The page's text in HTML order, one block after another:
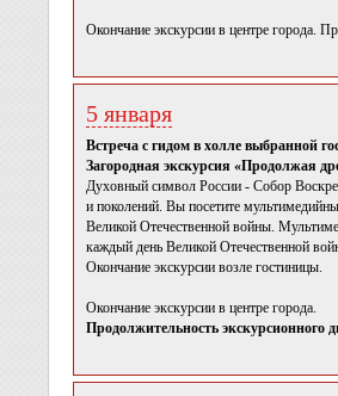
Окончание экскурсии в центре города.
5 января
Встреча с гидом в холле выбранной
Загородная экскурсия «Продолжая
Духовный символ России - Собор
и поколений. Вы посетите
Великой Отечественной войны.
каждый день Великой Отечественной
Окончание экскурсии возле гостиницы.
Окончание экскурсии в центре города.
Продолжительность экскурсионного